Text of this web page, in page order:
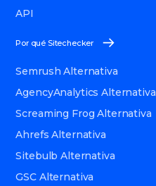
API
Por qué Sitechecker
Semrush Alternativa
AgencyAnalytics Alternativa
Screaming Frog Alternativa
Ahrefs Alternativa
Sitebulb Alternativa
GSC Alternativa